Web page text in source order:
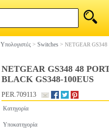
Υπολογιστές > Switches > NETGEAR
NETGEAR GS348 48
BLACK GS348-100EUS
PER.709113
Κατηγορία
Υποκατηγορία